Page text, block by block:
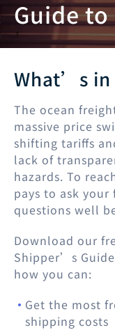
Guide
What’s in
The ocean
massive price
shifting tariffs
lack of
hazards. To
pays to ask
questions well
Download our
Shipper’s
how you can:
Get the most
shipping costs